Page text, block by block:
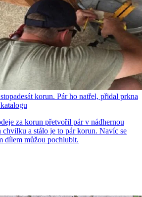
korun. Pár ho natřel, přidal prkna
za korun přetvořil pár v nádhernou
a stálo je to pár korun. Navíc se
dílem můžou pochlubit.